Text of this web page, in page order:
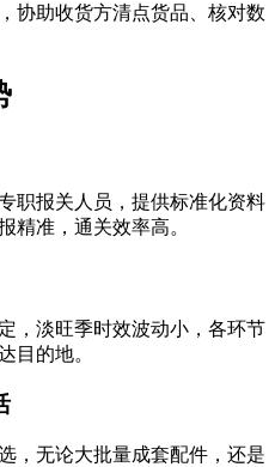
协助收货方清点货品、核对数
职报关人员，提供标准化资料
精准，通关效率高。
，淡旺季时效波动小，各环节
目的地。
，无论大批量成套配件，还是